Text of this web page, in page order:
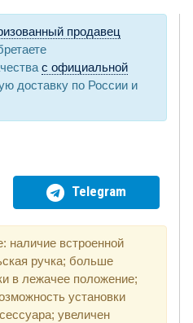
продавец
с официальной
доставку по России и
Telegram
наличие встроенной
ручка; больше
в лежачее положение;
установки
увеличен